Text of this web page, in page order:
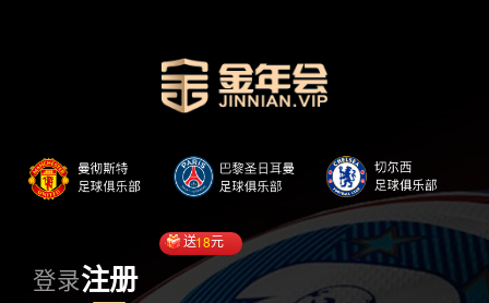
登录注册
送18元